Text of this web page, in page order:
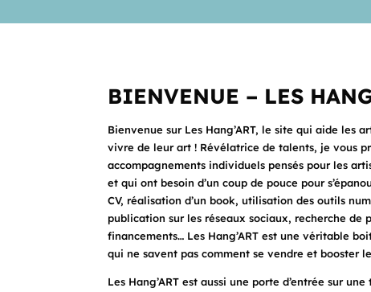
BIENVENUE – LES
Bienvenue sur Les Hang’ART, le site qui aide les
vivre de leur art ! Révélatrice de talents, je vous
accompagnements individuels pensés pour les
et qui ont besoin d’un coup de pouce pour
CV, réalisation d’un book, utilisation des outils
publication sur les réseaux sociaux, recherche de
financements… Les Hang’ART est une véritable
qui ne savent pas comment se vendre et booster
Les Hang’ART est aussi une porte d’entrée sur